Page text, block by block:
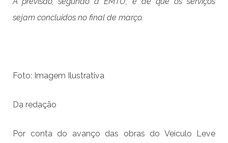
sejam concluídos no final de março.
Foto: Imagem Ilustrativa
Da redação
Por conta do avanço das obras do Veículo Leve